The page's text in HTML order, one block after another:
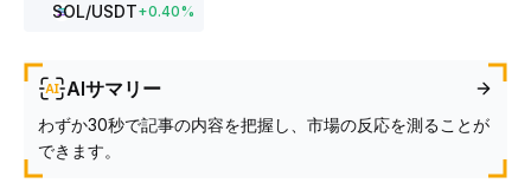
SOL/USDT+0.40%
AIサマリー
わずか30秒で記事の内容を把握し、市場の反応を測ることが
できます。